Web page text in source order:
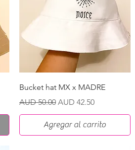
Vista rápida
Bucket hat MX x MADRE
Precio
AUD 50.00 Precio de oferta
AUD 42.50
Agregar al carrito